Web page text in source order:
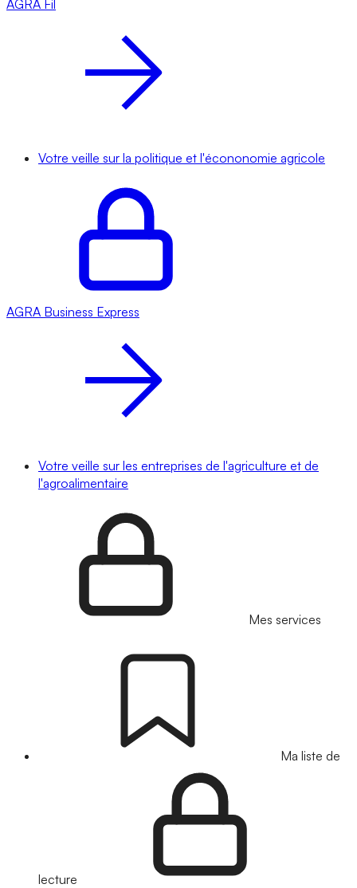
AGRA Fil
Votre veille sur la politique et l'écononomie agricole
AGRA Business Express
Votre veille sur les entreprises de l'agriculture et de
l'agroalimentaire
Mes services
Ma liste de
lecture